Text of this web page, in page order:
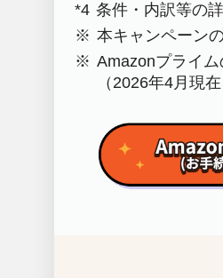
*4 条件・内訳等の
※ 本キャンペーン
※ Amazonプライ
（2026年4月現在